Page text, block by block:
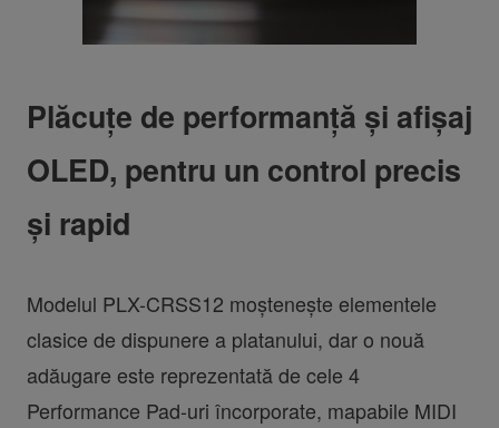
Plăcuțe de performanță și afișaj
OLED, pentru un control precis
și rapid
Modelul PLX-CRSS12 moștenește elementele
clasice de dispunere a platanului, dar o nouă
adăugare este reprezentată de cele 4
Performance Pad-uri încorporate, mapabile MIDI